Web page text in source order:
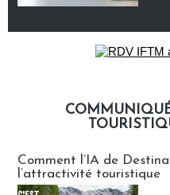
Comment l’IA de
l’attractivité touristique